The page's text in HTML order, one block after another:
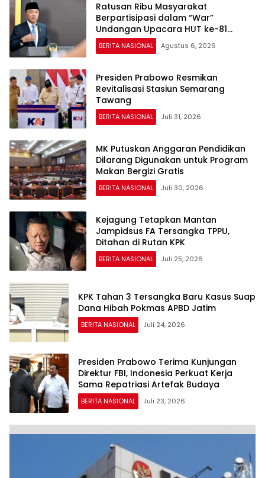
Ratusan Ribu Masyarakat
Berpartisipasi dalam “War”
Undangan Upacara HUT ke-81
Kemerdekaan RI
BERITA NASIONAL Agustus 6, 2026
Presiden Prabowo Resmikan
Revitalisasi Stasiun Semarang
Tawang
BERITA NASIONAL Juli 31, 2026
MK Putuskan Anggaran Pendidikan
Dilarang Digunakan untuk Program
Makan Bergizi Gratis
BERITA NASIONAL Juli 30, 2026
Kejagung Tetapkan Mantan
Jampidsus FA Tersangka TPPU,
Ditahan di Rutan KPK
BERITA NASIONAL Juli 25, 2026
KPK Tahan 3 Tersangka Baru Kasus Suap
Dana Hibah Pokmas APBD Jatim
BERITA NASIONAL Juli 24, 2026
Presiden Prabowo Terima Kunjungan
Direktur FBI, Indonesia Perkuat Kerja
Sama Repatriasi Artefak Budaya
BERITA NASIONAL Juli 23, 2026